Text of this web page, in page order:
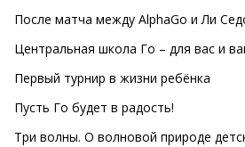
После матча между AlphaGo и Ли
Центральная школа Го – для вас и
Первый турнир в жизни ребёнка
Пусть Го будет в радость!
Три волны. О волновой природе